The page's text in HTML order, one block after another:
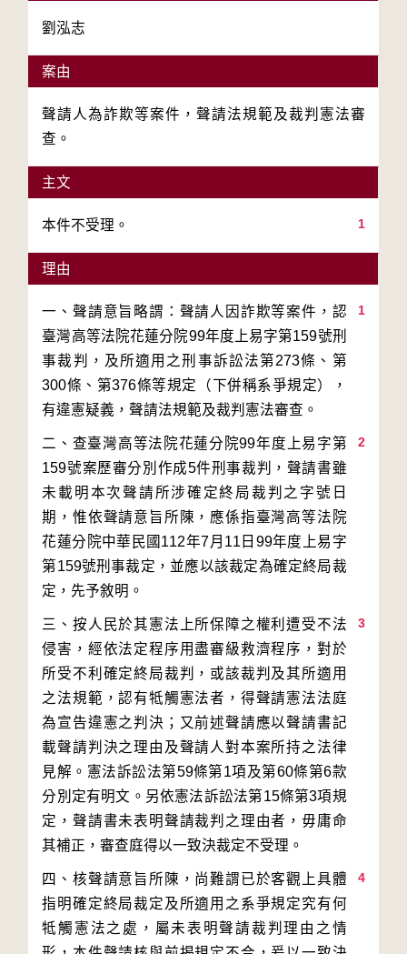
劉泓志
案由
聲請人為詐欺等案件，聲請法規範及裁判憲法審
查。
主文
1
本件不受理。
理由
1
一、聲請意旨略謂：聲請人因詐欺等案件，認
臺灣高等法院花蓮分院99年度上易字第159號刑
事裁判，及所適用之刑事訴訟法第273條、第
300條、第376條等規定（下併稱系爭規定），
2
二、查臺灣高等法院花蓮分院99年度上易字第
159號案歷審分別作成5件刑事裁判，聲請書雖
未載明本次聲請所涉確定終局裁判之字號日
期，惟依聲請意旨所陳，應係指臺灣高等法院
花蓮分院中華民國112年7月11日99年度上易字
第159號刑事裁定，並應以該裁定為確定終局裁
3
三、按人民於其憲法上所保障之權利遭受不法
侵害，經依法定程序用盡審級救濟程序，對於
所受不利確定終局裁判，或該裁判及其所適用
之法規範，認有牴觸憲法者，得聲請憲法法庭
為宣告違憲之判決；又前述聲請應以聲請書記
載聲請判決之理由及聲請人對本案所持之法律
見解。憲法訴訟法第59條第1項及第60條第6款
分別定有明文。另依憲法訴訟法第15條第3項規
定，聲請書未表明聲請裁判之理由者，毋庸命
4
四、核聲請意旨所陳，尚難謂已於客觀上具體
指明確定終局裁定及所適用之系爭規定究有何
牴觸憲法之處，屬未表明聲請裁判理由之情